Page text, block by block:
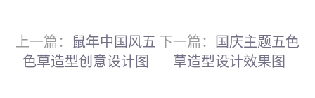
上一篇：
鼠年中国风五
色草造型创意设计图
下一篇：
国庆主题五色
草造型设计效果图